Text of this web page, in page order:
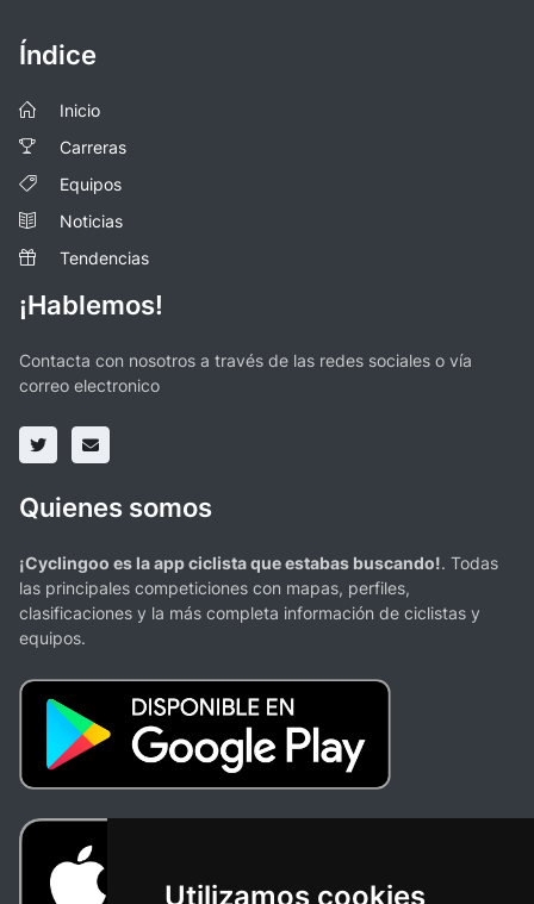
Utilizamos cookies
Índice
Inicio
Carreras
Equipos
Noticias
Tendencias
¡Hablemos!
Contacta con nosotros a través de las redes sociales o vía
correo electronico
Quienes somos
¡Cyclingoo es la app ciclista que estabas buscando!. Todas
las principales competiciones con mapas, perfiles,
clasificaciones y la más completa información de ciclistas y
equipos.